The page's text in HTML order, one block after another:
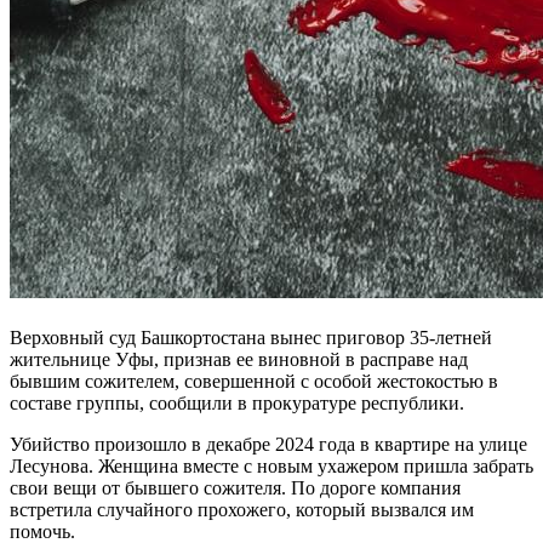
Верховный суд Башкортостана вынес приговор 35-летней
жительнице Уфы, признав ее виновной в расправе над
бывшим сожителем, совершенной с особой жестокостью в
составе группы, сообщили в прокуратуре республики.
Убийство произошло в декабре 2024 года в квартире на улице
Лесунова. Женщина вместе с новым ухажером пришла забрать
свои вещи от бывшего сожителя. По дороге компания
встретила случайного прохожего, который вызвался им
помочь.